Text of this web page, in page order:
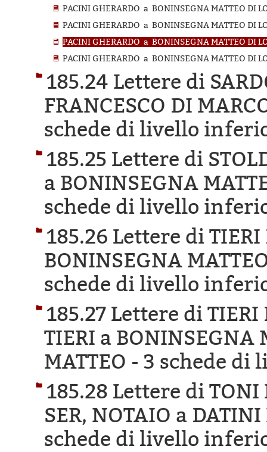
PACINI GHERARDO a BONINSEGNA MATTEO DI
PACINI GHERARDO a BONINSEGNA MATTEO DI
PACINI GHERARDO a BONINSEGNA MATTEO DI
PACINI GHERARDO a BONINSEGNA MATTEO DI
185.24 Lettere di
FRANCESCO DI
schede di livello
185.25 Lettere di
a BONINSEGNA
schede di livello
185.26 Lettere di
BONINSEGNA
schede di livello
185.27 Lettere di TIERI
TIERI a BONINSEGNA
MATTEO - 3 schede di
185.28 Lettere di TONI
SER, NOTAIO a
schede di livello